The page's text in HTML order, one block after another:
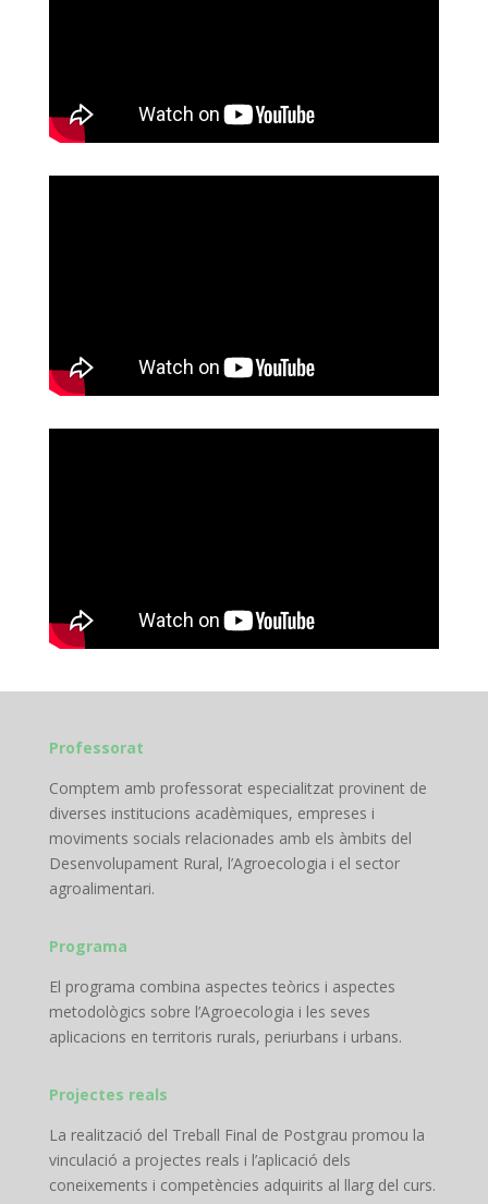
Professorat
Comptem amb professorat especialitzat provinent de
diverses institucions acadèmiques, empreses i
moviments socials relacionades amb els àmbits del
Desenvolupament Rural, l’Agroecologia i el sector
agroalimentari.
Programa
El programa combina aspectes teòrics i aspectes
metodològics sobre l’Agroecologia i les seves
aplicacions en territoris rurals, periurbans i urbans.
Projectes reals
La realització del Treball Final de Postgrau promou la
vinculació a projectes reals i l’aplicació dels
coneixements i competències adquirits al llarg del curs.